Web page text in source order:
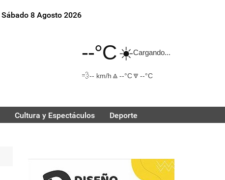
Sábado 8 Agosto 2026
--°C☀️Cargando...
💨-- km/h 🔼 --°C🔽 --°C
Cultura y Espectáculos Deporte